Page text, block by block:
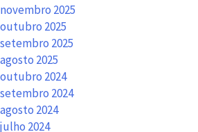
novembro 2025
outubro 2025
setembro 2025
agosto 2025
outubro 2024
setembro 2024
agosto 2024
julho 2024